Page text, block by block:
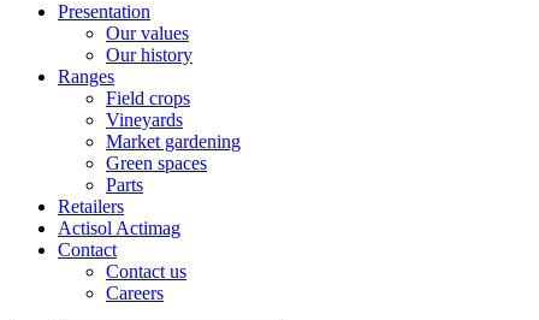
Presentation
Our values
Our history
Ranges
Field crops
Vineyards
Market gardening
Green spaces
Parts
Retailers
Actisol Actimag
Contact
Contact us
Careers